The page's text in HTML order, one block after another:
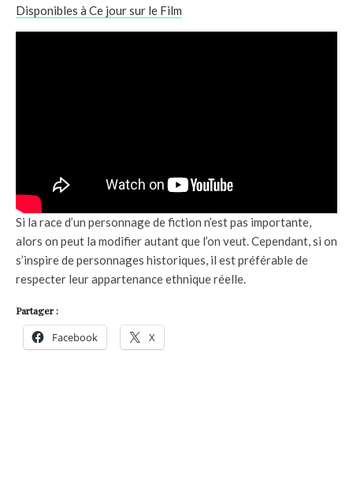
Disponibles à Ce jour sur le Film
Si la race d’un personnage de fiction n’est pas importante,
alors on peut la modifier autant que l’on veut. Cependant, si on
s’inspire de personnages historiques, il est préférable de
respecter leur appartenance ethnique réelle.
Partager :
Facebook X